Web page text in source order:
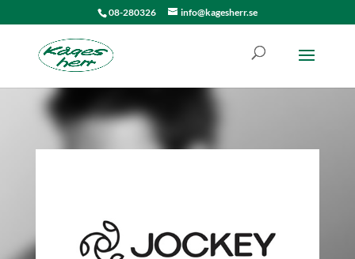
08-280326 info@kagesherr.se